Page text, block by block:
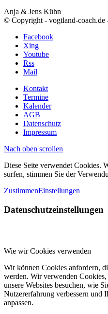
Anja & Jens Kühn
© Copyright - vogtland-coach.de
Facebook
Xing
Youtube
Rss
Mail
Kontakt
Termine
Kalender
AGB
Datenschutz
Impressum
Nach oben scrollen
Diese Seite verwendet Cookies.
surfen, stimmen Sie der
ZustimmenEinstellungen
Datenschutzeinstellungen
Wie wir Cookies verwenden
Wir können Cookies anfordern,
werden. Wir verwenden
unsere Websites besuchen, wie
Nutzererfahrung verbessern und
anpassen.